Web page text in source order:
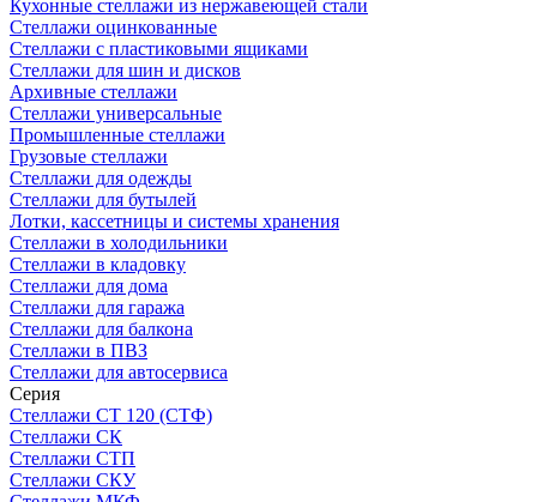
Кухонные стеллажи из нержавеющей стали
Стеллажи оцинкованные
Стеллажи с пластиковыми ящиками
Стеллажи для шин и дисков
Архивные стеллажи
Стеллажи универсальные
Промышленные стеллажи
Грузовые стеллажи
Стеллажи для одежды
Стеллажи для бутылей
Лотки, кассетницы и системы хранения
Стеллажи в холодильники
Стеллажи в кладовку
Стеллажи для дома
Стеллажи для гаража
Стеллажи для балкона
Стеллажи в ПВЗ
Стеллажи для автосервиса
Серия
Стеллажи СТ 120 (СТФ)
Стеллажи СК
Стеллажи СТП
Стеллажи СКУ